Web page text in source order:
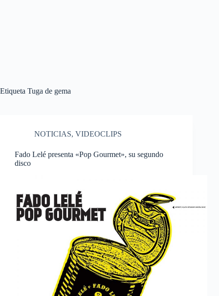
Etiqueta Tuga de gema
NOTICIAS, VIDEOCLIPS
Fado Lelé presenta «Pop Gourmet», su segundo
disco